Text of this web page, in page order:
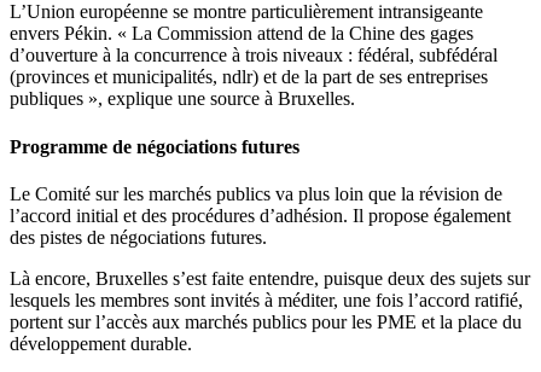
L’Union européenne se montre particulièrement intransigeante
envers Pékin. « La Commission attend de la Chine des gages
d’ouverture à la concurrence à trois niveaux : fédéral, subfédéral
(provinces et municipalités, ndlr) et de la part de ses entreprises
publiques », explique une source à Bruxelles.
Programme de négociations futures
Le Comité sur les marchés publics va plus loin que la révision de
l’accord initial et des procédures d’adhésion. Il propose également
des pistes de négociations futures.
Là encore, Bruxelles s’est faite entendre, puisque deux des sujets sur
lesquels les membres sont invités à méditer, une fois l’accord ratifié,
portent sur l’accès aux marchés publics pour les PME et la place du
développement durable.